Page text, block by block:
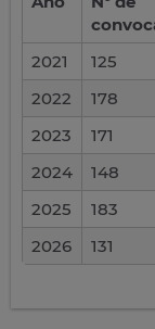
2021
125
2022
178
2023
171
2024
148
2025
183
2026
131